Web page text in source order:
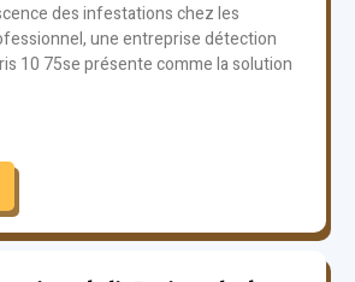
des infestations chez les
une entreprise détection
10 75se présente comme la solution